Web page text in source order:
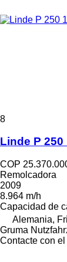
8
Linde P 250
COP
Remolcadora
2009
8.964 m/h
Capacidad de
Alemania,
Gruma
Contacte con